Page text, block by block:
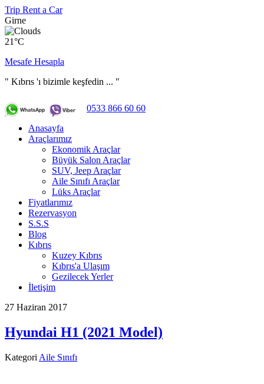
Trip Rent a Car
Girne
21°C
Mesafe Hesapla
" Kıbrıs 'ı bizimle keşfedin ... "
0533 866 60 60
Anasayfa
Araçlarımız
Ekonomik Araçlar
Büyük Salon Araçlar
SUV, Jeep Araçlar
Aile Sınıfı Araçlar
Lüks Araçlar
Fiyatlarımız
Rezervasyon
S.S.S
Blog
Kıbrıs
Kuzey Kıbrıs
Kıbrıs'a Ulaşım
Gezilecek Yerler
İletişim
27 Haziran 2017
Hyundai H1 (2021 Model)
Kategori Aile Sınıfı